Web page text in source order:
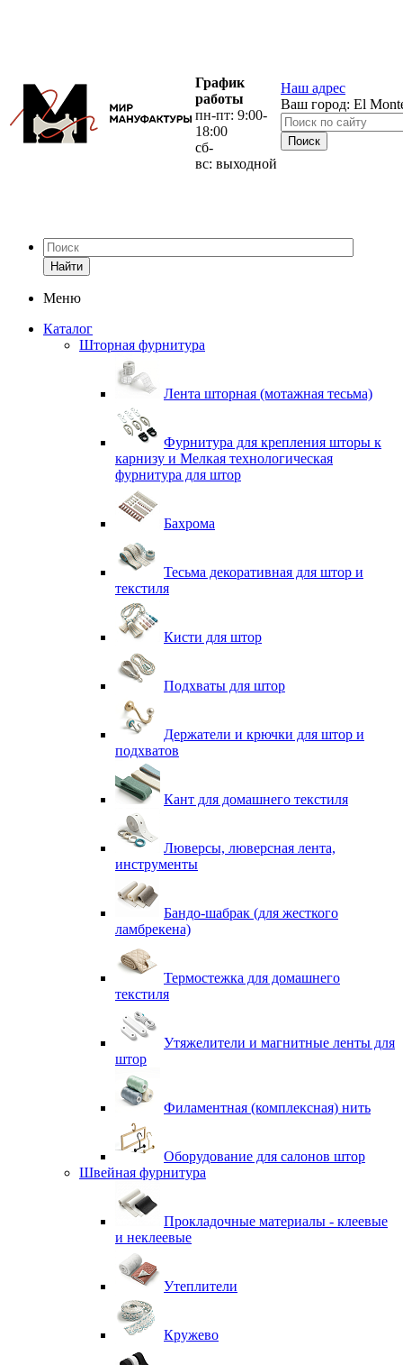
График
работы
пн-пт: 9:00-
18:00
сб-
вс: выходной
Наш адрес
Ваш город: El
Найти
Меню
Каталог
Шторная фурнитура
Лента шторная (мотажная тесьма)
Фурнитура для крепления шторы к
карнизу и Мелкая технологическая
фурнитура для штор
Бахрома
Тесьма декоративная для штор и
текстиля
Кисти для штор
Подхваты для штор
Держатели и крючки для штор и
подхватов
Кант для домашнего текстиля
Люверсы, люверсная лента,
инструменты
Бандо-шабрак (для жесткого
ламбрекена)
Термостежка для домашнего
текстиля
Утяжелители и магнитные ленты для
штор
Филаментная (комплексная) нить
Оборудование для салонов штор
Швейная фурнитура
Прокладочные материалы - клеевые
и неклеевые
Утеплители
Кружево